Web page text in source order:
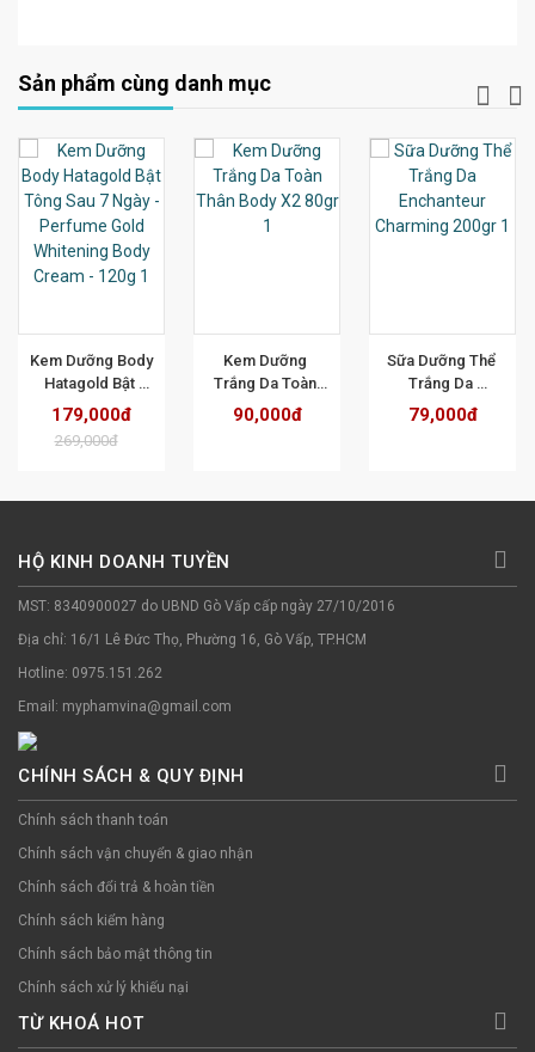
Sản phẩm cùng danh mục
Kem Dưỡng Body
Hatagold Bật
Tông Sau 7 Ngày
- Perfume Gold
Whitening Body
179,000đ
269,000đ
Kem Dưỡng
Trắng Da Toàn
Thân Body X2
90,000đ
Sữa Dưỡng Thể
Trắng Da
Enchanteur
Charming 200gr
79,000đ
HỘ KINH DOANH TUYỀN
MST: 8340900027 do UBND Gò Vấp cấp ngày 27/10/2016
Địa chỉ: 16/1 Lê Đức Thọ, Phường 16, Gò Vấp, TP.HCM
Hotline: 0975.151.262
Email: myphamvina@gmail.com
CHÍNH SÁCH & QUY ĐỊNH
Chính sách thanh toán
Chính sách vận chuyển & giao nhận
Chính sách đổi trả & hoàn tiền
Chính sách kiểm hàng
Chính sách bảo mật thông tin
Chính sách xử lý khiếu nại
TỪ KHOÁ HOT